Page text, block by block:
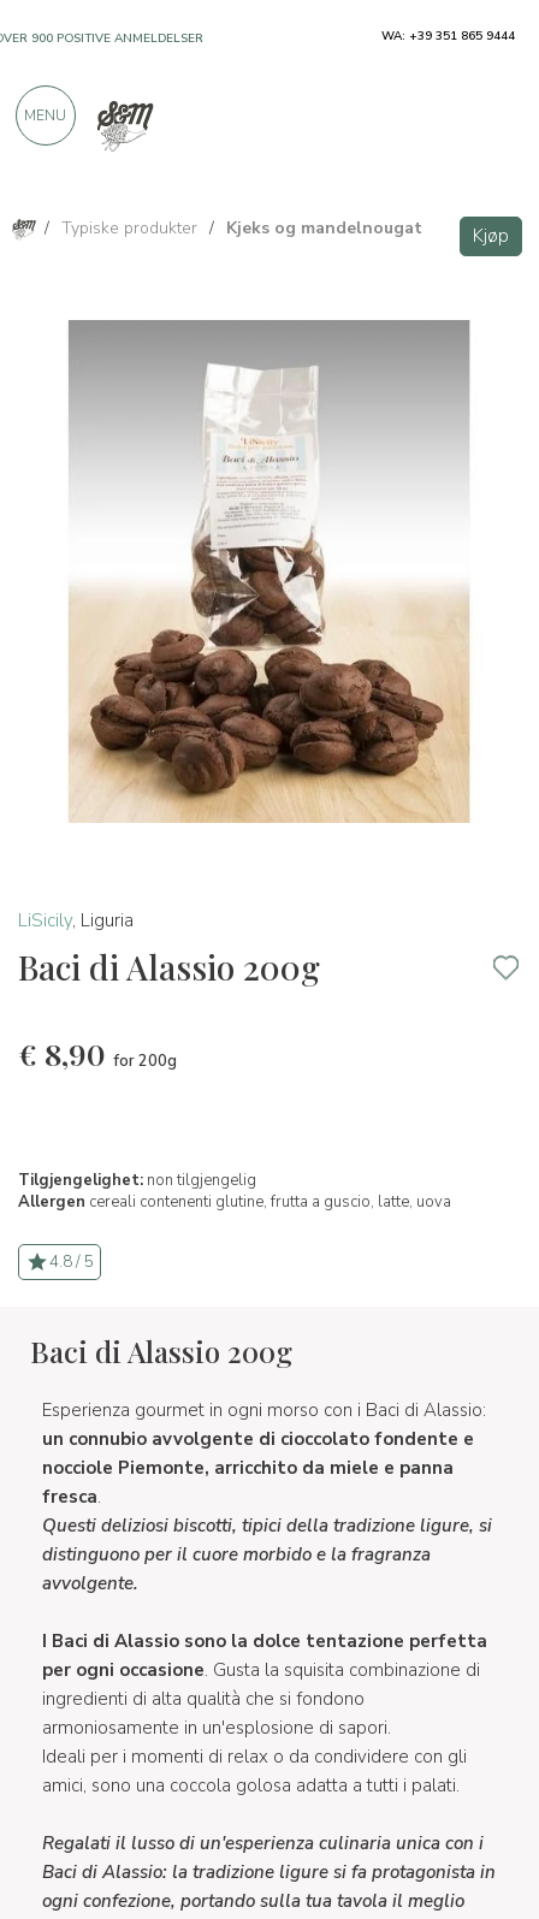
/ Typiske produkter / Kjeks og mandelnougat Kjøp
LiSicily, Liguria
Baci di Alassio 200g
€ 8,90 for 200g
Tilgjengelighet: non tilgjengelig
Allergen cereali contenenti glutine,frutta a guscio, latte, uova
4.8 / 5
Baci di Alassio 200g
Esperienza gourmet in ogni morso con i Baci di Alassio:
un connubio avvolgente di cioccolato fondente e
nocciole Piemonte, arricchito da miele e panna
fresca.
Questi deliziosi biscotti, tipici della tradizione ligure, si
distinguono per il cuore morbido e la fragranza
avvolgente.
I Baci di Alassio sono la dolce tentazione perfetta
per ogni occasione. Gusta la squisita combinazione di
ingredienti di alta qualità che si fondono
armoniosamente in un'esplosione di sapori.
Ideali per i momenti di relax o da condividere con gli
amici, sono una coccola golosa adatta a tutti i palati.
Regalati il lusso di un'esperienza culinaria unica con i
Baci di Alassio: la tradizione ligure si fa protagonista in
ogni confezione, portando sulla tua tavola il meglio
900 POSITIVE ANMELDELSER WA: +39 351 865 9444
MENU